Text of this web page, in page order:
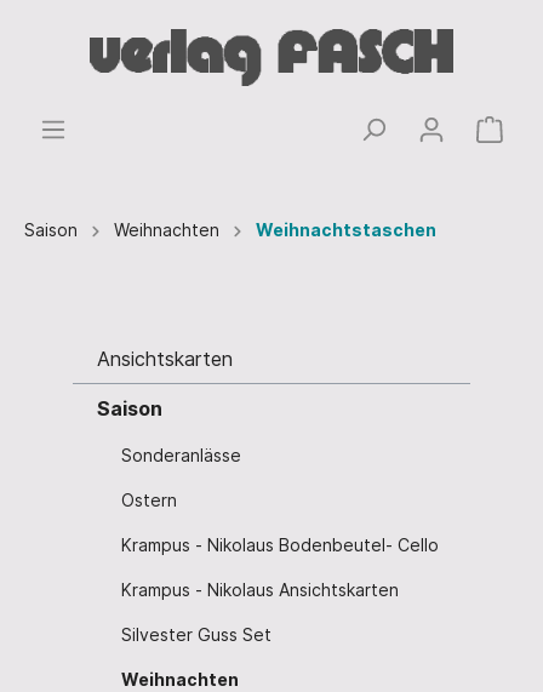
Saison Weihnachten Weihnachtstaschen
Ansichtskarten
Saison
Sonderanlässe
Ostern
Krampus - Nikolaus Bodenbeutel- Cello
Krampus - Nikolaus Ansichtskarten
Silvester Guss Set
Weihnachten